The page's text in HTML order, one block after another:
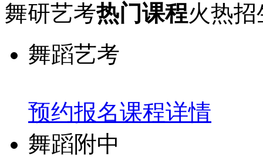
舞研艺考热门课程火热
舞蹈艺考
预约报名课程详情
舞蹈附中